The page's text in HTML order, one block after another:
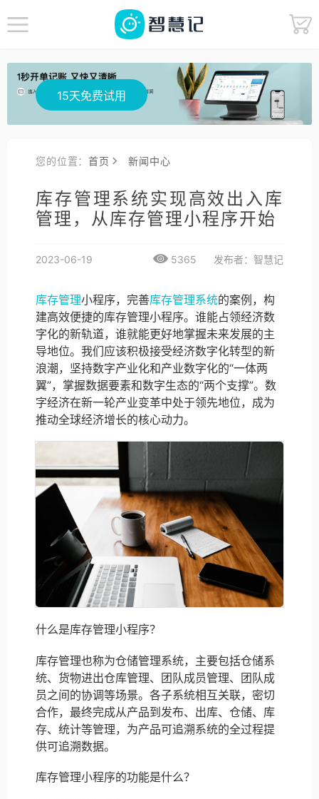
15天免费试用
您的位置：首页 新闻中心
库存管理系统实现高效出入库
管理，从库存管理小程序开始
2023-06-19 5365 发布者：智慧记
库存管理小程序，完善库存管理系统的案例，构
建高效便捷的库存管理小程序。谁能占领经济数
字化的新轨道，谁就能更好地掌握未来发展的主
导地位。我们应该积极接受经济数字化转型的新
浪潮，坚持数字产业化和产业数字化的“一体两
翼”，掌握数据要素和数字生态的“两个支撑”。数
字经济在新一轮产业变革中处于领先地位，成为
推动全球经济增长的核心动力。
什么是库存管理小程序？
库存管理也称为仓储管理系统，主要包括仓储系
统、货物进出仓库管理、团队成员管理、团队成
员之间的协调等场景。各子系统相互关联，密切
合作，最终完成从产品到发布、出库、仓储、库
存、统计等管理，为产品可追溯系统的全过程提
供可追溯数据。
库存管理小程序的功能是什么？